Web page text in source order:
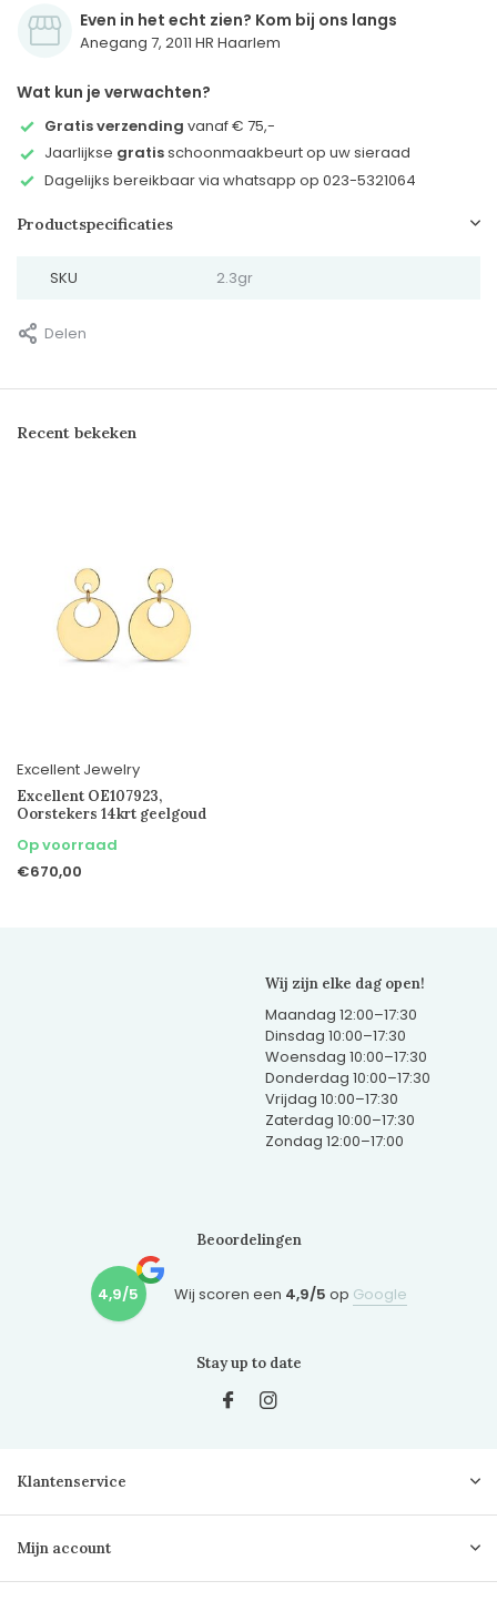
Even in het echt zien? Kom bij ons langs
Anegang 7, 2011 HR Haarlem
Wat kun je verwachten?
Gratis verzending vanaf € 75,-
Jaarlijkse gratisschoonmaakbeurt op uw sieraad
Dagelijks bereikbaar via whatsapp op 023-5321064
Productspecificaties
SKU 2.3gr
Delen
Recent bekeken
Excellent Jewelry
Excellent OE107923,
Oorstekers 14krt geelgoud
Op voorraad
€670,00
Wij zijn elke dag open!
Maandag 12:00–17:30
Dinsdag 10:00–17:30
Woensdag 10:00–17:30
Donderdag 10:00–17:30
Vrijdag 10:00–17:30
Zaterdag 10:00–17:30
Zondag 12:00–17:00
Beoordelingen
4,9/5 Wij scoren een 4,9/5 op Google
Stay up to date
Klantenservice
Mijn account